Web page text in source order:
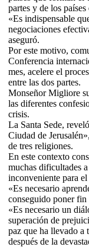
partes y de los
«Es indispensable
negociaciones
aseguró.
Por este motivo,
Conferencia
mes, acelere el
entre las dos partes.
Monseñor Migliore
las diferentes
crisis.
La Santa Sede,
Ciudad de
de tres religiones.
En este contexto
muchas dificultades
inconveniente para
«Es necesario
conseguido poner
«Es necesario un
superación de
paz que ha llevado a
después de la